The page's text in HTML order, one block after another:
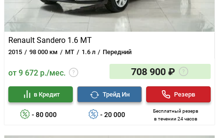
Renault Sandero 1.6 MT
2015 98 000 км MT 1.6 л Передний
от 9 672 р./мес. 708 900 ₽
- 80 000
в Кредит
- 20 000
Трейд Ин
Бесплатный резерв
в течении 24 часов
Резерв